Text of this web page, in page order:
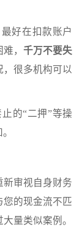
好在扣款账户
难，千万不要失
，很多机构可以
的“二押”等操
新审视自身财务
您的现金流不匹
量类似案例。